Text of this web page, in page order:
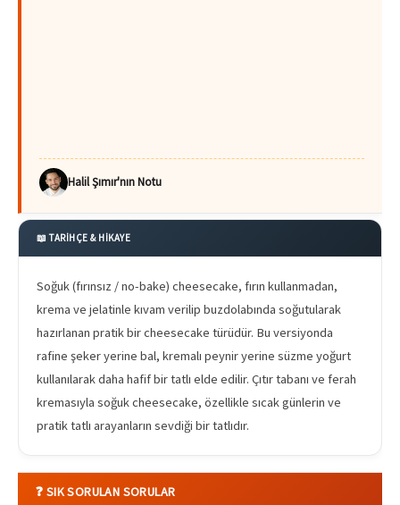
Halil Şımır'nın Notu
📖 TARİHÇE & HİKAYE
Soğuk (fırınsız / no-bake) cheesecake, fırın kullanmadan,
krema ve jelatinle kıvam verilip buzdolabında soğutularak
hazırlanan pratik bir cheesecake türüdür. Bu versiyonda
rafine şeker yerine bal, kremalı peynir yerine süzme yoğurt
kullanılarak daha hafif bir tatlı elde edilir. Çıtır tabanı ve ferah
kremasıyla soğuk cheesecake, özellikle sıcak günlerin ve
pratik tatlı arayanların sevdiği bir tatlıdır.
❓ SIK SORULAN SORULAR